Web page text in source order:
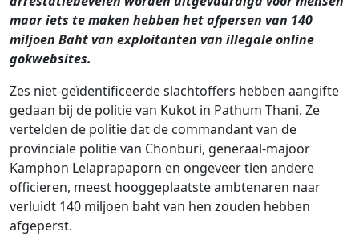
maar iets te maken hebben het afpersen van 140
miljoen Baht van exploitanten van illegale online
gokwebsites.
Zes niet-geïdentificeerde slachtoffers hebben aangifte
gedaan bij de politie van Kukot in Pathum Thani. Ze
vertelden de politie dat de commandant van de
provinciale politie van Chonburi, generaal-majoor
Kamphon Lelaprapaporn en ongeveer tien andere
officieren, meest hooggeplaatste ambtenaren naar
verluidt 140 miljoen baht van hen zouden hebben
afgeperst.